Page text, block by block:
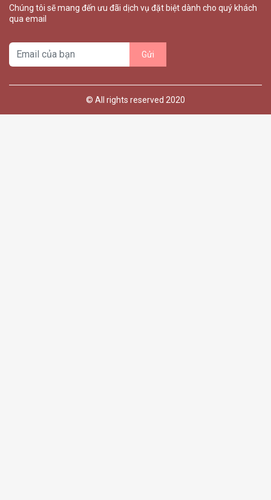
Chúng tôi sẽ mang đến ưu đãi dịch vụ đặt biệt dành cho quý khách
qua email
© All rights reserved 2020